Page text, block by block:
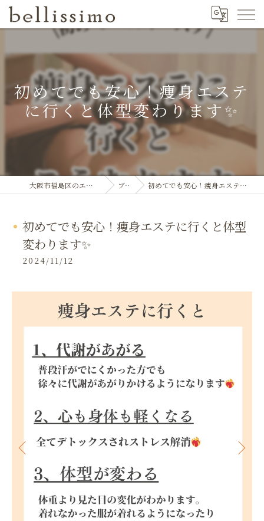
初めてでも安心！痩身エステ
に行くと体型変わります✨
大阪市福島区のエステならbellissimo ブログ 初めてでも安心！痩身エステに行くと体型変わります✨
初めてでも安心！痩身エステに行くと体型
変わります✨
2024/11/12